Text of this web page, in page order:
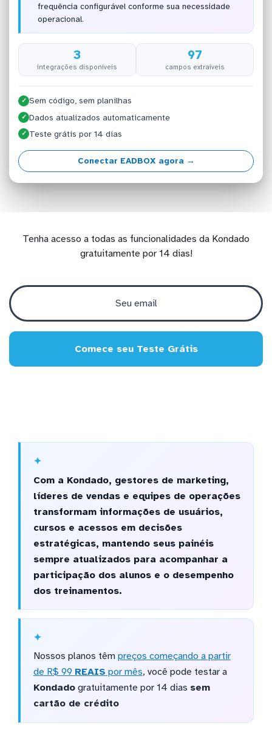
frequência configurável conforme sua necessidade
operacional.
3
integrações disponíveis
97
campos extraíveis
✓ Sem código, sem planilhas
✓ Dados atualizados automaticamente
✓ Teste grátis por 14 dias
Conectar EADBOX agora →
Tenha acesso a todas as funcionalidades da Kondado
gratuitamente por 14 dias!
Comece seu Teste Grátis
Com a Kondado, gestores de marketing,
líderes de vendas e equipes de operações
transformam informações de usuários,
cursos e acessos em decisões
estratégicas, mantendo seus painéis
sempre atualizados para acompanhar a
participação dos alunos e o desempenho
dos treinamentos.
Nossos planos têm preços começando a partir
de R$ 99 REAIS por mês, você pode testar a
Kondadogratuitamente por 14 dias sem
cartão de crédito